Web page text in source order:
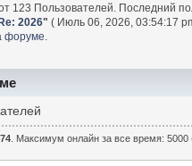
123 Пользователей. Последний
2026" ( Июль 06, 2026, 03:54:17
форуме.
. Максимум онлайн за все время: